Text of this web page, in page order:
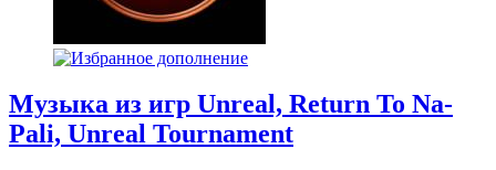
Музыка из игр Unreal, Return To Na-
Pali, Unreal Tournament